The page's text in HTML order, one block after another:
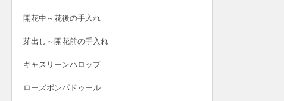
開花中～花後の手入れ
芽出し～開花前の手入れ
キャスリーンハロップ
ローズポンパドゥール